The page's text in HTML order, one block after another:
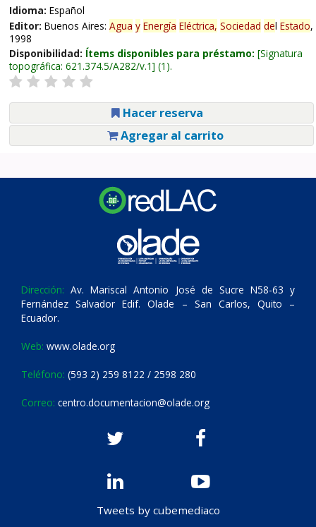
Idioma: Español
Editor: Buenos Aires: Agua y Energía Eléctrica, Sociedad del Estado,
1998
Disponibilidad: Ítems disponibles para préstamo: Signatura
topográfica: 621.374.5/A282/v.1 (1).
Hacer reserva
Agregar al carrito
Dirección: Av. Mariscal Antonio José de Sucre N58-63 y
Fernández Salvador Edif. Olade – San Carlos, Quito –
Ecuador.
Web: www.olade.org
Teléfono: (593 2) 259 8122 / 2598 280
Correo: centro.documentacion@olade.org
Tweets by cubemediaco